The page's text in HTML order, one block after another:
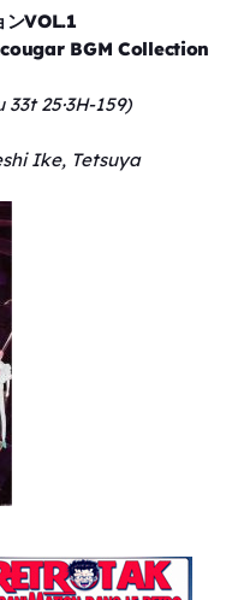
ンVOL.1
BGM Collection
25·3H-159)
Ike, Tetsuya